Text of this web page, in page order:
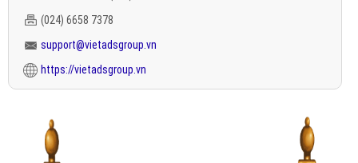
(024) 6658 7378
support@vietadsgroup.vn
https://vietadsgroup.vn